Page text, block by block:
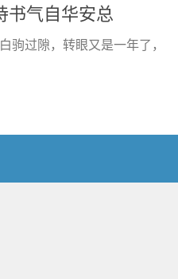
气自华安总
驹过隙，转眼又是一年了，